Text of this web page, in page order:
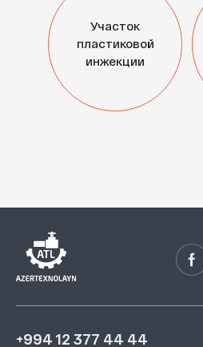
Участок
пластиковой
инжекции
+994 12 377 44 44